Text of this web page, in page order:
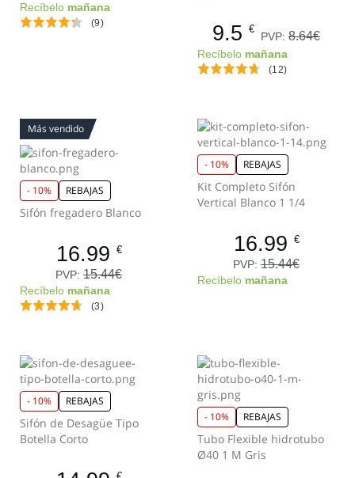
Recíbelo mañana
(9) 9.5 €
PVP: 8.64€
Recíbelo mañana
(12)
Más vendido
- 10% REBAJAS
Sifón fregadero Blanco
16.99 €
PVP: 15.44€
Recíbelo mañana
(3)
- 10% REBAJAS
Kit Completo Sifón
Vertical Blanco 1 1/4
16.99 €
PVP: 15.44€
Recíbelo mañana
- 10% REBAJAS
Sifón de Desagüe Tipo
Botella Corto
- 10% REBAJAS
Tubo Flexible hidrotubo
Ø40 1 M Gris